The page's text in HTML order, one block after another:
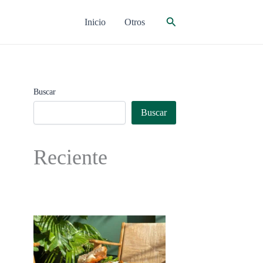
Inicio Otros Buscar
Buscar
Buscar
Reciente